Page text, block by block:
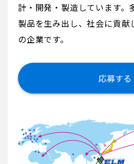
計・開発・製造しています。
製品を生み出し、社会に貢献
の企業です。
応募する